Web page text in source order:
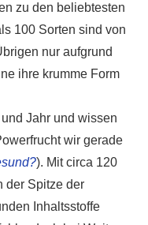
zu den beliebtesten
100 Sorten sind von
nur aufgrund
ihre krumme Form
Jahr und wissen
wir gerade
). Mit circa 120
der Spitze der
Inhaltsstoffe